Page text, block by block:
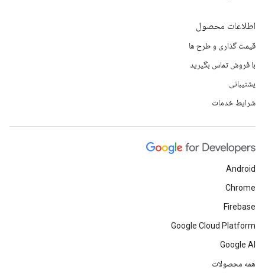
اطلاعات محصول
قیمت گذاری و طرح ها
با فروش تماس بگیرید
پشتیبانی
شرایط خدمات
Android
Chrome
Firebase
Google Cloud Platform
Google AI
همه محصولات